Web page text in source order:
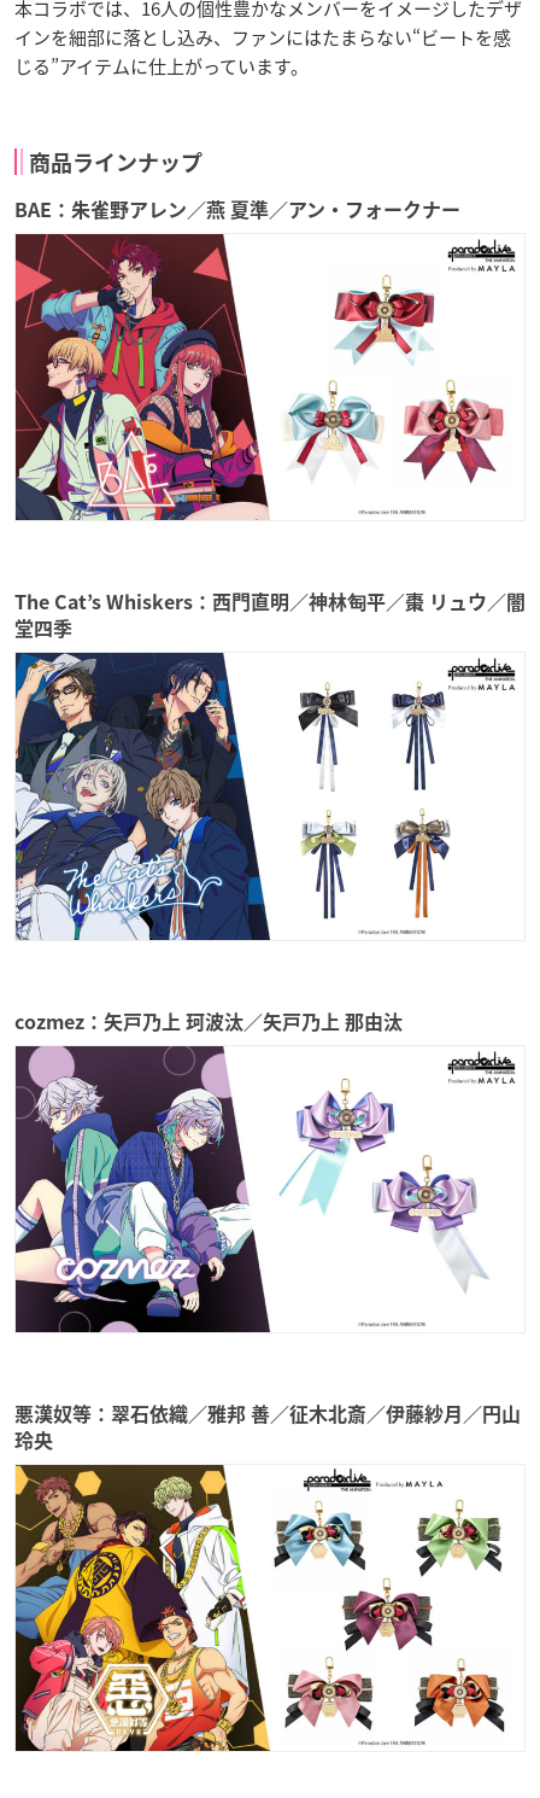
本コラボでは、16人の個性豊かなメンバーをイメージしたデザ
インを細部に落とし込み、ファンにはたまらない“ビートを感
じる”アイテムに仕上がっています。
商品ラインナップ
BAE：朱雀野アレン／燕 夏準／アン・フォークナー
The Cat’s Whiskers：西門直明／神林匋平／棗 リュウ／闇
堂四季
cozmez：矢戸乃上 珂波汰／矢戸乃上 那由汰
悪漢奴等：翠石依織／雅邦 善／征木北斎／伊藤紗月／円山
玲央